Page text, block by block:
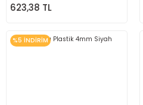
623,38 TL
%5 İNDİRİM